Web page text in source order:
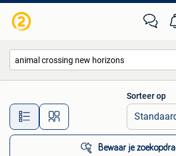
Alle afstanden…
Sorteer op
Bewaar je